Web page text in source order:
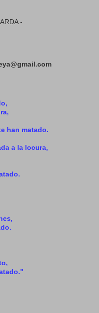
-
han matado.
a la locura,